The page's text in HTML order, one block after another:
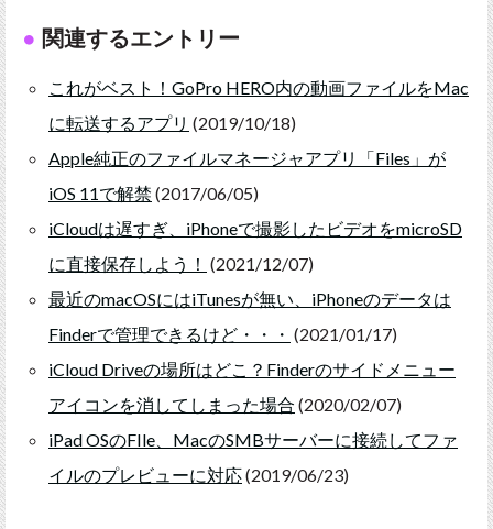
関連するエントリー
これがベスト！GoPro HERO内の動画ファイルをMac
に転送するアプリ (2019/10/18)
Apple純正のファイルマネージャアプリ「Files」が
iOS 11で解禁 (2017/06/05)
iCloudは遅すぎ、iPhoneで撮影したビデオをmicroSD
に直接保存しよう！ (2021/12/07)
最近のmacOSにはiTunesが無い、iPhoneのデータは
Finderで管理できるけど・・・ (2021/01/17)
iCloud Driveの場所はどこ？Finderのサイドメニュー
アイコンを消してしまった場合 (2020/02/07)
iPad OSのFIle、MacのSMBサーバーに接続してファ
イルのプレビューに対応(2019/06/23)